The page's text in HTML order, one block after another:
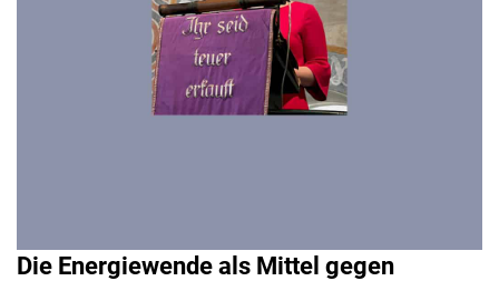
Die Energiewende als Mittel gegen